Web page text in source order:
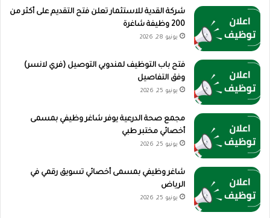
شركة القدية للاستثمار تعلن فتح التقديم على أكثر من
200 وظيفة شاغرة
يونيو 28, 2026
فتح باب التوظيف لمندوبي التوصيل (فري لانسر)
وفق التفاصيل
يونيو 25, 2026
مجمع صحة الدرعية يوفر شاغر وظيفي بمسمى
أخصائي مختبر طبي
يونيو 25, 2026
شاغر وظيفي بمسمى أخصائي تسويق رقمي في
الرياض
يونيو 25, 2026